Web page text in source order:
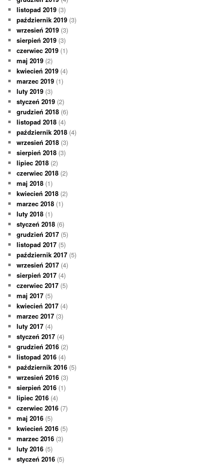
listopad 2019 (3)
październik 2019 (3)
wrzesień 2019 (3)
sierpień 2019 (3)
czerwiec 2019 (1)
maj 2019 (2)
kwiecień 2019 (4)
marzec 2019 (1)
luty 2019 (3)
styczeń 2019 (2)
grudzień 2018 (6)
listopad 2018 (4)
październik 2018 (4)
wrzesień 2018 (3)
sierpień 2018 (3)
lipiec 2018 (2)
czerwiec 2018 (2)
maj 2018 (1)
kwiecień 2018 (2)
marzec 2018 (1)
luty 2018 (1)
styczeń 2018 (6)
grudzień 2017 (5)
listopad 2017 (5)
październik 2017 (5)
wrzesień 2017 (4)
sierpień 2017 (4)
czerwiec 2017 (5)
maj 2017 (5)
kwiecień 2017 (4)
marzec 2017 (3)
luty 2017 (4)
styczeń 2017 (4)
grudzień 2016 (2)
listopad 2016 (4)
październik 2016 (5)
wrzesień 2016 (3)
sierpień 2016 (1)
lipiec 2016 (4)
czerwiec 2016 (7)
maj 2016 (5)
kwiecień 2016 (5)
marzec 2016 (3)
luty 2016 (5)
styczeń 2016 (5)